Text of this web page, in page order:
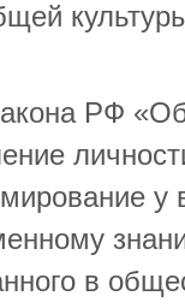
РФ
у
в